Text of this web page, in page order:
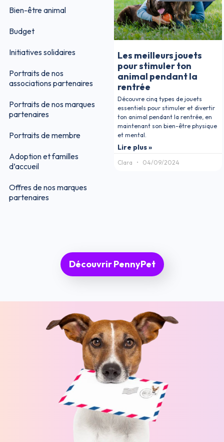
Bien-être animal
Budget
Initiatives solidaires
Portraits de nos
associations partenaires
Portraits de nos marques
partenaires
Portraits de membre
Adoption et familles
d’accueil
Offres de nos marques
partenaires
Les meilleurs jouets
pour stimuler ton
animal pendant la
rentrée
Découvre cinq types de jouets
essentiels pour stimuler et divertir
ton animal pendant la rentrée, en
maintenant son bien-être physique
et mental.
Lire plus »
Clara 04/09/2024
Découvrir PennyPet